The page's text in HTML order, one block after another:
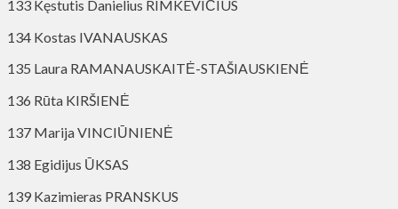
133 Kęstutis Danielius RIMKEVIČIUS
134 Kostas IVANAUSKAS
135 Laura RAMANAUSKAITĖ-STAŠIAUSKIENĖ
136 Rūta KIRŠIENĖ
137 Marija VINCIŪNIENĖ
138 Egidijus ŪKSAS
139 Kazimieras PRANSKUS